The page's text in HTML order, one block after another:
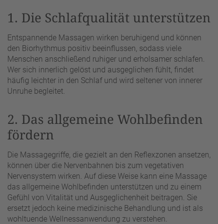
1. Die Schlafqualität unterstützen
Entspannende Massagen wirken beruhigend und können
den Biorhythmus positiv beeinflussen, sodass viele
Menschen anschließend ruhiger und erholsamer schlafen.
Wer sich innerlich gelöst und ausgeglichen fühlt, findet
häufig leichter in den Schlaf und wird seltener von innerer
Unruhe begleitet.
2. Das allgemeine Wohlbefinden
fördern
Die Massagegriffe, die gezielt an den Reflexzonen ansetzen,
können über die Nervenbahnen bis zum vegetativen
Nervensystem wirken. Auf diese Weise kann eine Massage
das allgemeine Wohlbefinden unterstützen und zu einem
Gefühl von Vitalität und Ausgeglichenheit beitragen. Sie
ersetzt jedoch keine medizinische Behandlung und ist als
wohltuende Wellnessanwendung zu verstehen.